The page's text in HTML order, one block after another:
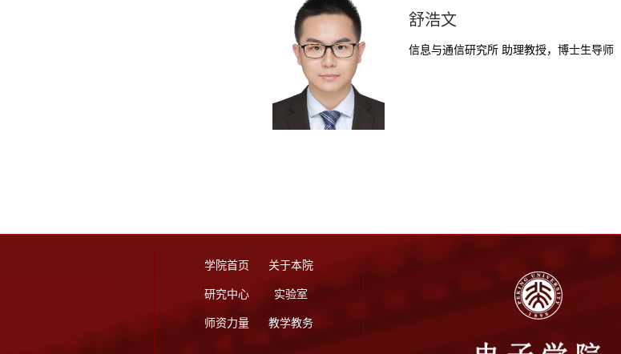
舒浩文
信息与通信研究所 助理教授，博士生导师
学院首页 关于本院
研究中心 实验室
师资力量 教学教务